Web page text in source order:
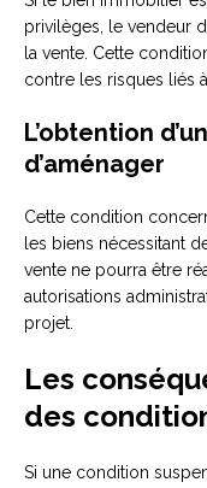
privilèges, le vendeur
la vente. Cette
contre les risques liés
L’obtention
d’aménager
Cette condition
les biens nécessitant
vente ne pourra être
autorisations
projet.
Les
des
Si une condition